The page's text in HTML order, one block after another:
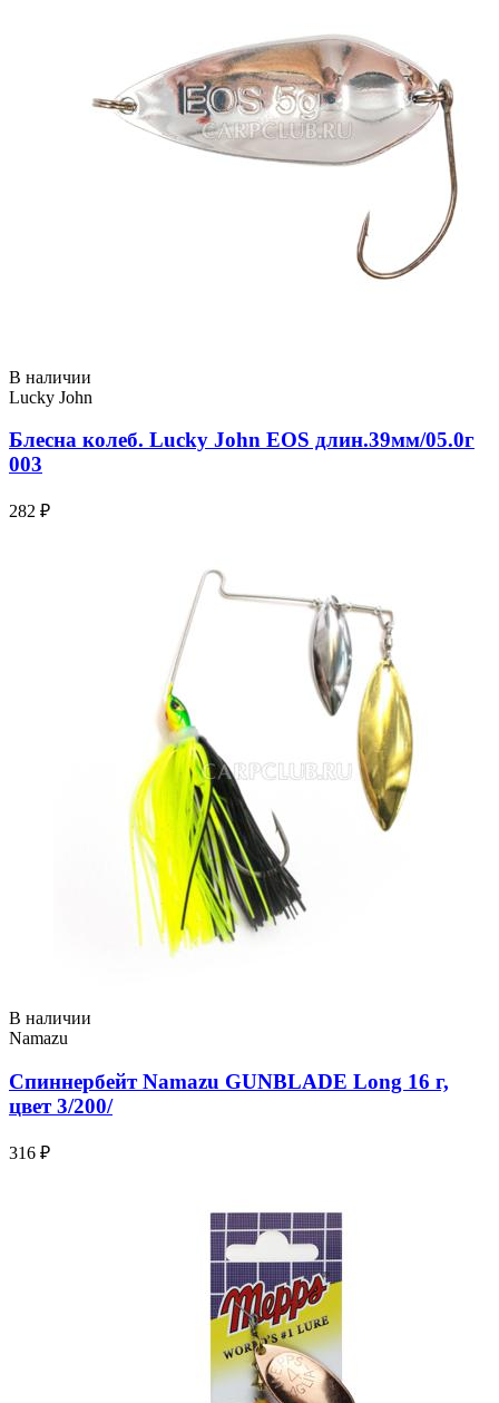
В наличии
Lucky John
Блесна колеб. Lucky John EOS длин.39мм/05.0г
003
282 ₽
В наличии
Namazu
Спиннербейт Namazu GUNBLADE Long 16 г,
цвет 3/200/
316 ₽